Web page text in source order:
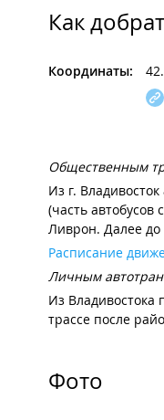
Как
Координаты:
Общественным
Из г.
(часть
Ливрон. Далее до
Расписание
Личным
Из Владивостока
трассе после
Фото